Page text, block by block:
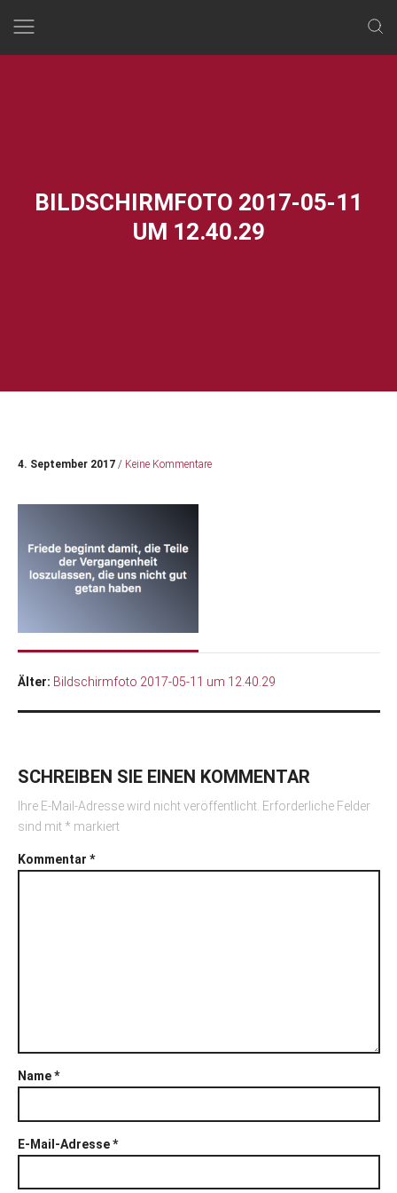
BILDSCHIRMFOTO 2017-05-11
UM 12.40.29
4. September 2017 / Keine Kommentare
Älter: Bildschirmfoto 2017-05-11 um 12.40.29
SCHREIBEN SIE EINEN KOMMENTAR
Ihre E-Mail-Adresse wird nicht veröffentlicht. Erforderliche Felder
sind mit * markiert
Kommentar *
Name*
E-Mail-Adresse*